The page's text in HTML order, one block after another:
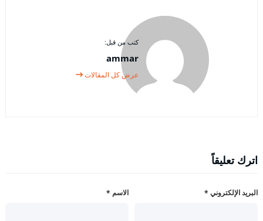
كتب من قبل:
ammar
عرض كل المقالات
اترك تعليقاً
الاسم * البريد الإلكتروني *